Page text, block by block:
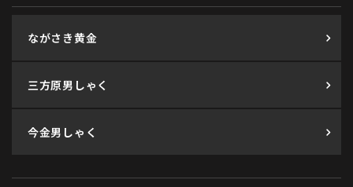
ながさき黄金
三方原男しゃく
今金男しゃく